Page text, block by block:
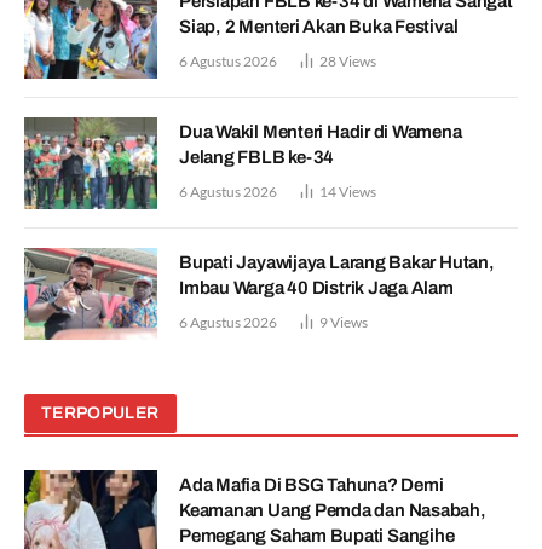
Siap, 2 Menteri Akan Buka Festival
6 Agustus 2026 28Views
Dua Wakil Menteri Hadir di Wamena
Jelang FBLB ke-34
6 Agustus 2026 14Views
Bupati Jayawijaya Larang Bakar Hutan,
Imbau Warga 40 Distrik Jaga Alam
6 Agustus 2026 9Views
TERPOPULER
Ada Mafia Di BSG Tahuna? Demi
Keamanan Uang Pemda dan Nasabah,
Pemegang Saham Bupati Sangihe